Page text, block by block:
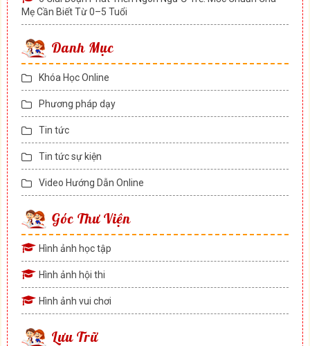
Mẹ Cần Biết Từ 0–5 Tuổi
Danh Mục
Khóa Học Online
Phương pháp dạy
Tin tức
Tin tức sự kiện
Video Hướng Dẫn Online
Góc Thư Viện
Hình ảnh học tập
Hình ảnh hội thi
Hình ảnh vui chơi
Lưu Trữ